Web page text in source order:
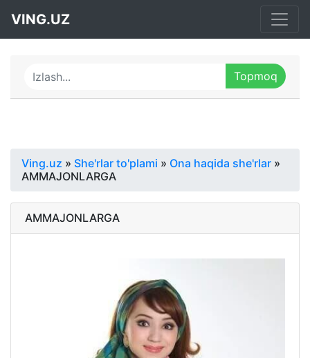
VING.UZ
Ving.uz » She'rlar to'plami » Ona haqida she'rlar »
AMMAJONLARGA
AMMAJONLARGA